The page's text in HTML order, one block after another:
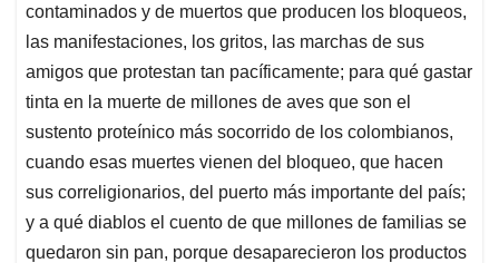
contaminados y de muertos que producen los bloqueos,
las manifestaciones, los gritos, las marchas de sus
amigos que protestan tan pacíficamente; para qué gastar
tinta en la muerte de millones de aves que son el
sustento proteínico más socorrido de los colombianos,
cuando esas muertes vienen del bloqueo, que hacen
sus correligionarios, del puerto más importante del país;
y a qué diablos el cuento de que millones de familias se
quedaron sin pan, porque desaparecieron los productos